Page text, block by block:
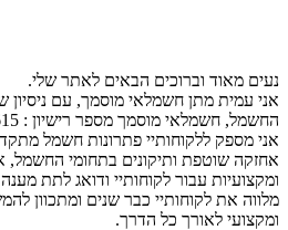
נעים מאוד וברוכים הבאים לאתר שלי.
החשמל, חשמלאי מוסמך מספר רישיון : 994615.
אני מספק ללקוחותיי פתרונות חשמל
אחזקה שוטפת ותיקונים בתחומי
מלווה את לקוחותיי כבר שנים ומתכוון
ומקצועי לאורך כל הדרך.